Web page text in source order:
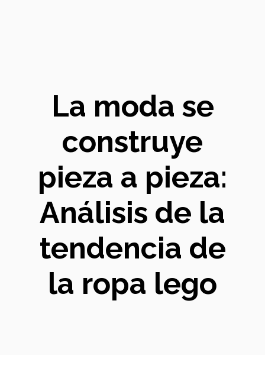
La moda se
construye
pieza a pieza:
Análisis de la
tendencia de
la ropa lego